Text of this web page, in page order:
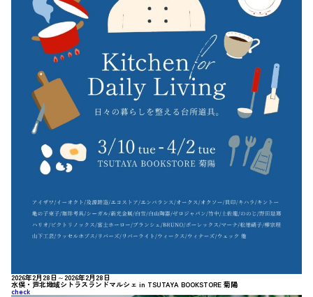
2026年2月28日～2026年2月28日
水俣・芦北地域シトラスランドマルシェ in TSUTAYA BOOKSTORE 菊陽
check